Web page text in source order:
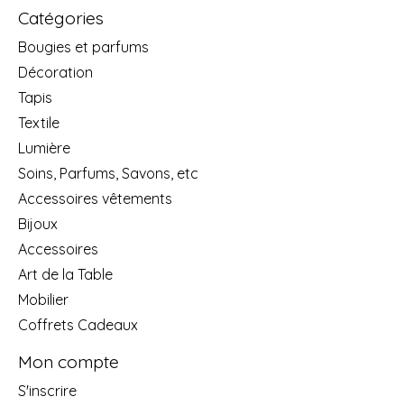
Catégories
Bougies et parfums
Décoration
Tapis
Textile
Lumière
Soins, Parfums, Savons, etc
Accessoires vêtements
Bijoux
Accessoires
Art de la Table
Mobilier
Coffrets Cadeaux
Mon compte
S'inscrire